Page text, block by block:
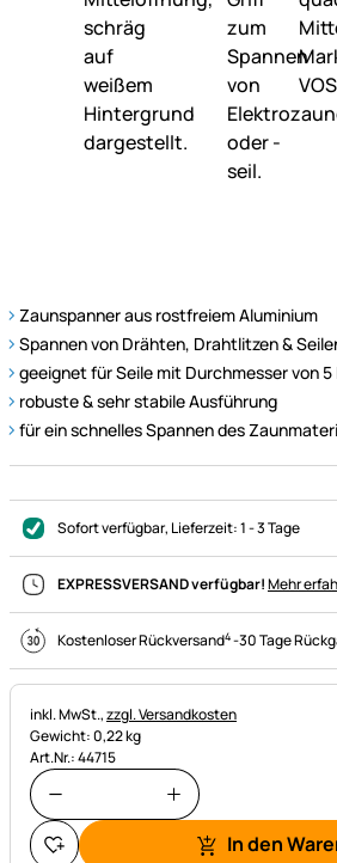
Zaunspanner aus rostfreiem Aluminium
Spannen von Drähten, Drahtlitzen &
geeignet für Seile mit Durchmesser von 5
robuste & sehr stabile Ausführung
für ein schnelles Spannen des
Sofort verfügbar, Lieferzeit:1 - 3 Tage
EXPRESSVERSAND verfügbar!Mehr
Kostenloser Rückversand4-30 Tage
Steuerhinweis:
inkl. MwSt.,zzgl. Versandkosten
Gewicht: 0,22 kg
Art.Nr.: 44715
In den